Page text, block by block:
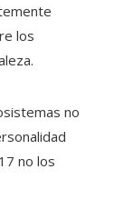
los
no
no los